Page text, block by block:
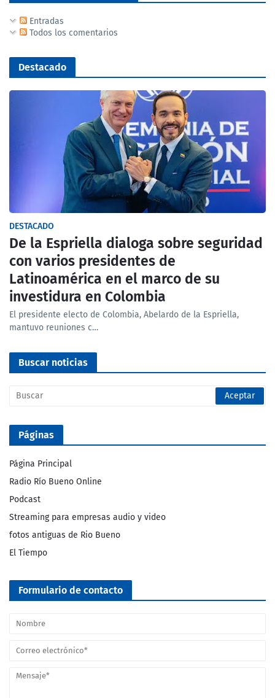
Entradas
Todos los comentarios
Destacado
DESTACADO
De la Espriella dialoga sobre seguridad
con varios presidentes de
Latinoamérica en el marco de su
investidura en Colombia
El presidente electo de Colombia, Abelardo de la Espriella,
mantuvo reuniones c…
Buscar noticias
Páginas
Página Principal
Radio Río Bueno Online
Podcast
Streaming para empresas audio y video
fotos antiguas de Rio Bueno
El Tiempo
Formulario de contacto